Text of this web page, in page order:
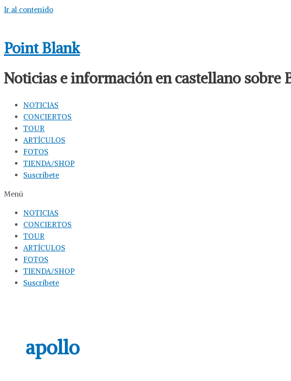
Ir al contenido
Point Blank
Noticias e información en castellano sobre
NOTICIAS
CONCIERTOS
TOUR
ARTÍCULOS
FOTOS
TIENDA/SHOP
Suscríbete
Menú
NOTICIAS
CONCIERTOS
TOUR
ARTÍCULOS
FOTOS
TIENDA/SHOP
Suscríbete
apollo